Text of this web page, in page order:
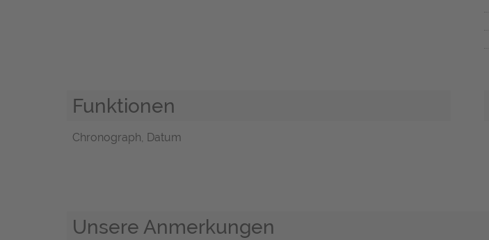
Funktionen
Chronograph, Datum
Unsere Anmerkungen